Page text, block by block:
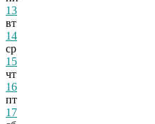
13
вт
14
ср
15
чт
16
пт
17